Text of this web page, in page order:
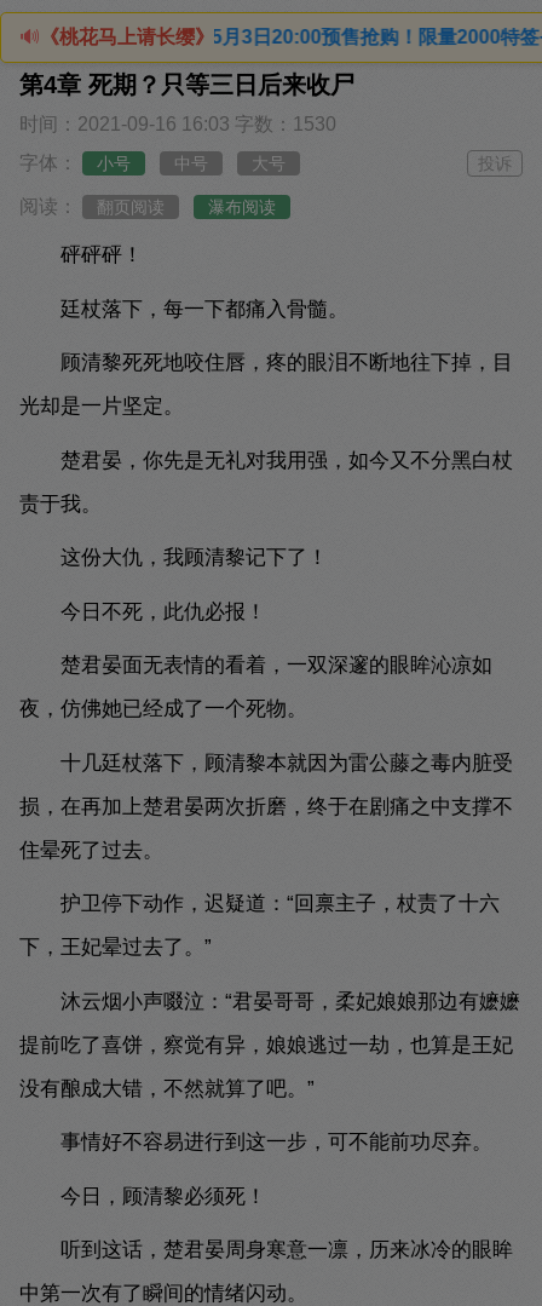
🔊 《桃花马上请长缨》
预售抢购！限量2000特签+印特签（四款印特随机发
第4章 死期？只等三日后来收尸
时间：2021-09-16 16:03 字数：1530
字体：
小号 中号 大号 投诉
阅读： 翻页阅读 瀑布阅读
砰砰砰！
廷杖落下，每一下都痛入骨髓。
顾清黎死死地咬住唇，疼的眼泪不断地往下掉，目
光却是一片坚定。
楚君晏，你先是无礼对我用强，如今又不分黑白杖
责于我。
这份大仇，我顾清黎记下了！
今日不死，此仇必报！
楚君晏面无表情的看着，一双深邃的眼眸沁凉如
夜，仿佛她已经成了一个死物。
十几廷杖落下，顾清黎本就因为雷公藤之毒内脏受
损，在再加上楚君晏两次折磨，终于在剧痛之中支撑不
住晕死了过去。
护卫停下动作，迟疑道：“回禀主子，杖责了十六
下，王妃晕过去了。”
沐云烟小声啜泣：“君晏哥哥，柔妃娘娘那边有嬷嬷
提前吃了喜饼，察觉有异，娘娘逃过一劫，也算是王妃
没有酿成大错，不然就算了吧。”
事情好不容易进行到这一步，可不能前功尽弃。
今日，顾清黎必须死！
听到这话，楚君晏周身寒意一凛，历来冰冷的眼眸
中第一次有了瞬间的情绪闪动。